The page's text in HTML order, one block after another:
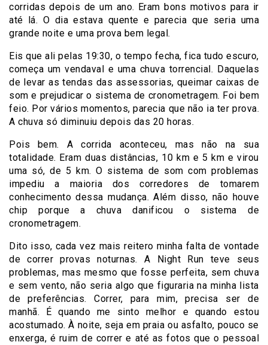
corridas depois de um ano. Eram bons motivos para ir
até lá. O dia estava quente e parecia que seria uma
grande noite e uma prova bem legal.
Eis que ali pelas 19:30, o tempo fecha, fica tudo escuro,
começa um vendaval e uma chuva torrencial. Daquelas
de levar as tendas das assessorias, queimar caixas de
som e prejudicar o sistema de cronometragem. Foi bem
feio. Por vários momentos, parecia que não ia ter prova.
A chuva só diminuiu depois das 20 horas.
Pois bem. A corrida aconteceu, mas não na sua
totalidade. Eram duas distâncias, 10 km e 5 km e virou
uma só, de 5 km. O sistema de som com problemas
impediu a maioria dos corredores de tomarem
conhecimento dessa mudança. Além disso, não houve
chip porque a chuva danificou o sistema de
cronometragem.
Dito isso, cada vez mais reitero minha falta de vontade
de correr provas noturnas. A Night Run teve seus
problemas, mas mesmo que fosse perfeita, sem chuva
e sem vento, não seria algo que figuraria na minha lista
de preferências. Correr, para mim, precisa ser de
manhã. É quando me sinto melhor e quando estou
acostumado. À noite, seja em praia ou asfalto, pouco se
enxerga, é ruim de correr e até as fotos que o pessoal